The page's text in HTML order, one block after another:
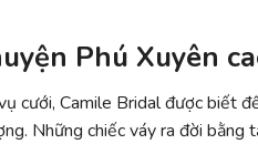
Phú Xuyên
cưới, Camile Bridal được biết
Những chiếc váy ra đời